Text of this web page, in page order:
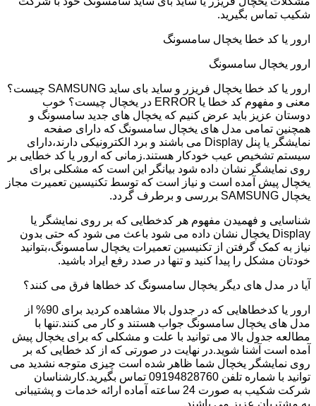
شکیب تماس بگیرید.
ارور یا کد خطا یخچال سامسونگ
ارور یخچال سامسونگ
ارور یا کد خطا یخچال فریزر و ساید بای ساید SAMSUNG چیست؟
معنی و مفهوم کد خطا یا ERROR در یخچال چیست؟ خوب
دوستان عزیز باید عرض کنیم که یخچال های جدید سامسونگ و
همچنین تمامی مدل های یخچال سامسونگ که دارای صفحه
نمایشگر یا پنل Display می باشند و برد الکترونیکی دارند،دارای
سیستم تشخیص عیب خودکار هستند.زمانی که ارور یا کد خطایی بر
روی نمایشگر نشان داده شود بیانگر این است که مشکلی برای
یخچال پیش آمده است و نیاز است که توسط تکنیسین تعمیرت مجاز
یخچال SAMSUNG بررسی و برطرف گردد.
شناسایی و فهمیدن مفهوم هر کدخطایی که بر روی نمایشگر یا
Display یخچال نشان داده می شود باعث می شود که حتی بدون
نیاز به کمک گرفتن از تکنیسین تعمیرات یخچال سامسونگ،بتوانید
خودتان مشکل را پیدا کنید و تنها در صدد رفع ایراد باشید.
آیا در مدل های دیگر یخچال سامسونگ کد خطاها فرق می کنند؟
ارور یا کدخطاهایی که در جدول بالا مشاهده کردید برای 90% از
مدل های یخچال سامسونگ جواب هستند و کار می کنند.تنها با
مطالعه جدول بالا می توانید با علت و مشکلی که برای یخچال پیش
آمده است آشنا شوید.در نهایت در صورتی که از کد خطایی که بر
روی نمایشگر یخچال شما ظاهر شده است چیزی متوجه نشدید می
توانید با شماره تلفن 09194828760 تماس بگیرید.کارشناسان
شرکت شکیب به صورت 24 ساعته آماده ارائه خدمات و پشتیبانی